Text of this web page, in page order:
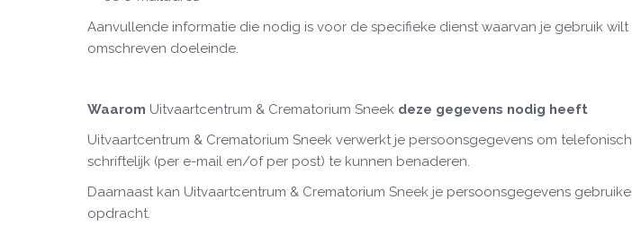
Aanvullende informatie die nodig is voor de specifieke dienst waarvan je gebruik
omschreven doeleinde.
Waarom Uitvaartcentrum & Crematorium Sneek deze gegevens nodig heeft
Uitvaartcentrum & Crematorium Sneek verwerkt je persoonsgegevens om
schriftelijk (per e-mail en/of per post) te kunnen benaderen.
Daarnaast kan Uitvaartcentrum & Crematorium Sneek je persoonsgegevens
opdracht.